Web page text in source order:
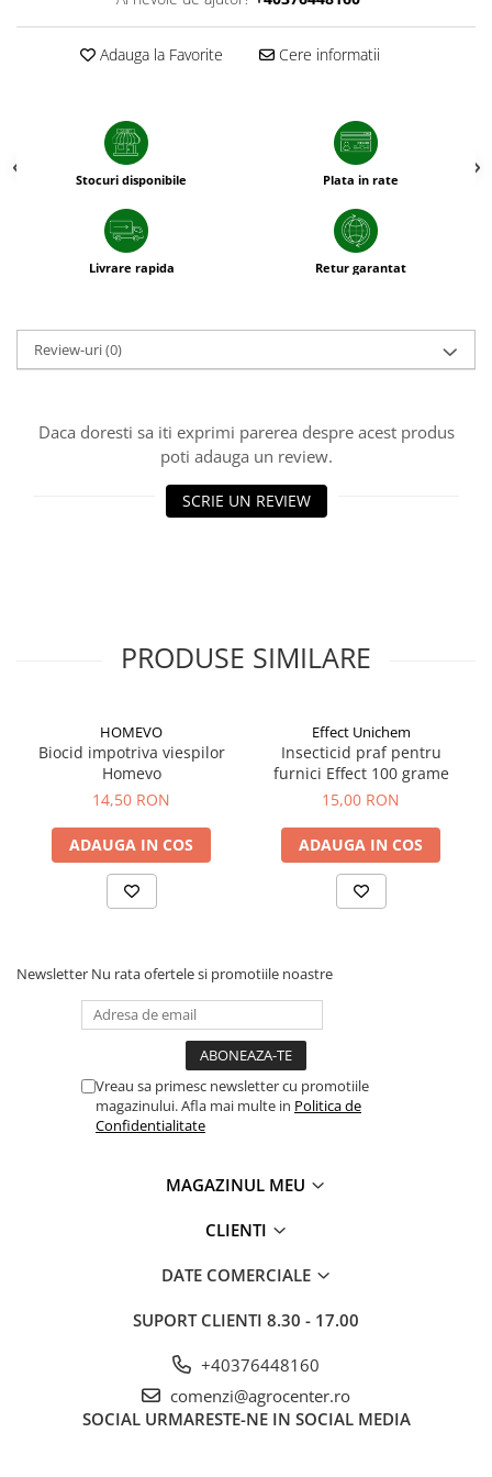
Adauga la Favorite Cere informatii
Stocuri disponibile Plata in rate
Livrare rapida Retur garantat
Review-uri(0)
Daca doresti sa iti exprimi parerea despre acest produs
poti adauga un review.
SCRIE UN REVIEW
PRODUSE SIMILARE
HOMEVO
Biocid impotriva viespilor
Homevo
14,50 RON
ADAUGA IN COS
Effect Unichem
Insecticid praf pentru
furnici Effect 100 grame
15,00 RON
ADAUGA IN COS
Newsletter Nu rata ofertele si promotiile noastre
Vreau sa primesc newsletter cu promotiile
magazinului. Afla mai multe in Politica de
Confidentialitate
MAGAZINUL MEU
CLIENTI
DATE COMERCIALE
SUPORT CLIENTI 8.30 - 17.00
+40376448160
comenzi@agrocenter.ro
SOCIAL URMARESTE-NE IN SOCIAL MEDIA